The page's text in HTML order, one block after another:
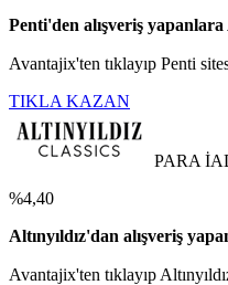
Penti'den alışveriş
Avantajix'ten tıklayıp Penti
TIKLA KAZAN
PARA
%4,40
Altınyıldız'dan alışveriş
Avantajix'ten tıklayıp